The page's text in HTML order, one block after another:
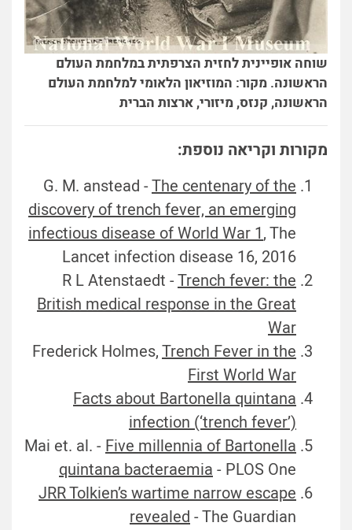
שוחה אופיינית לחזית הצרפתית במלחמת העולם
הראשונה. מקור: המוזיאון הלאומי למלחמת העולם
הראשונה, קנזס, מיזורי, ארצות הברית
מקורות וקריאה נוספת:
G. M. anstead -The centenary of the
discovery of trench fever, an emerging
infectious disease of World War 1, The
Lancet infection disease 16, 2016
R L Atenstaedt -Trench fever: the
British medical response in the Great
War
Frederick Holmes,Trench Fever in the
First World War
Facts about Bartonella quintana
infection (‘trench fever’)
Mai et. al. -Five millennia of Bartonella
quintana bacteraemia- PLOS One
JRR Tolkien’s wartime narrow escape
revealed- The Guardian